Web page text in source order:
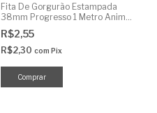
Fita De Gorgurão Estampada
38mm Progresso 1 Metro Animal
Print Réptil
R$2,55
R$2,30 com Pix